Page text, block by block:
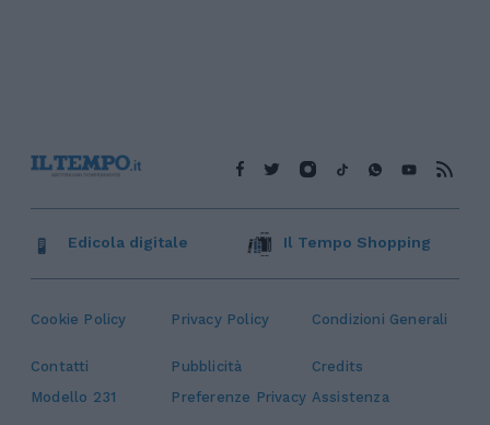
Cookie Policy Privacy Policy Condizioni Generali
Contatti Pubblicità
Credits
Modello 231
Preferenze Privacy Assistenza
Edicola digitale Il Tempo Shopping